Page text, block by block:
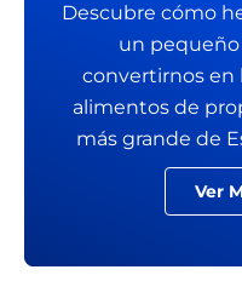
Descubre cómo
un pequeño
convertirnos en
alimentos de
más grande de
Ver